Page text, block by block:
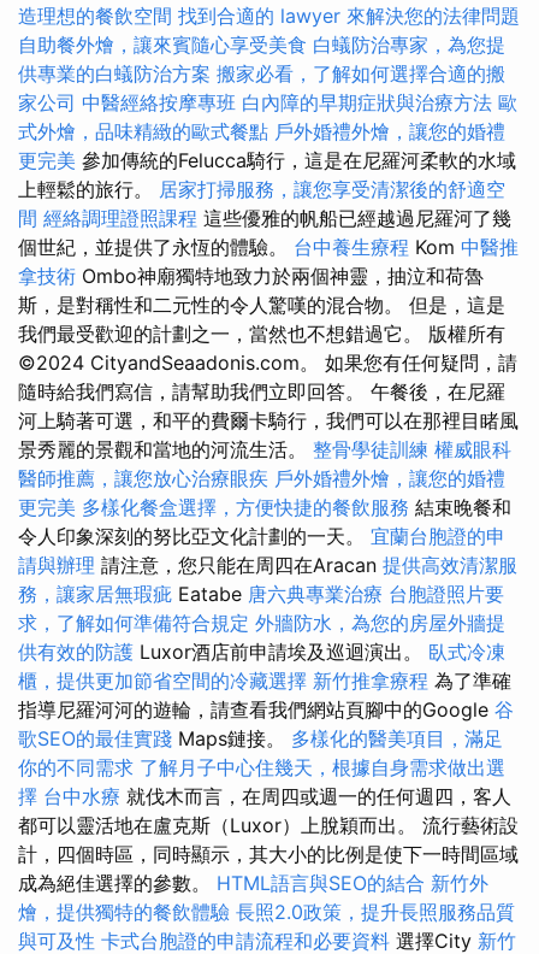
造理想的餐飲空間 找到合適的 lawyer 來解決您的法律問題
自助餐外燴，讓來賓隨心享受美食 白蟻防治專家，為您提
供專業的白蟻防治方案 搬家必看，了解如何選擇合適的搬
家公司 中醫經絡按摩專班 白內障的早期症狀與治療方法 歐
式外燴，品味精緻的歐式餐點 戶外婚禮外燴，讓您的婚禮
更完美 參加傳統的Felucca騎行，這是在尼羅河柔軟的水域
上輕鬆的旅行。 居家打掃服務，讓您享受清潔後的舒適空
間 經絡調理證照課程 這些優雅的帆船已經越過尼羅河了幾
個世紀，並提供了永恆的體驗。 台中養生療程 Kom 中醫推
拿技術 Ombo神廟獨特地致力於兩個神靈，抽泣和荷魯
斯，是對稱性和二元性的令人驚嘆的混合物。 但是，這是
我們最受歡迎的計劃之一，當然也不想錯過它。 版權所有
©2024 CityandSeaadonis.com。 如果您有任何疑問，請
隨時給我們寫信，請幫助我們立即回答。 午餐後，在尼羅
河上騎著可選，和平的費爾卡騎行，我們可以在那裡目睹風
景秀麗的景觀和當地的河流生活。 整骨學徒訓練 權威眼科
醫師推薦，讓您放心治療眼疾 戶外婚禮外燴，讓您的婚禮
更完美 多樣化餐盒選擇，方便快捷的餐飲服務 結束晚餐和
令人印象深刻的努比亞文化計劃的一天。 宜蘭台胞證的申
請與辦理 請注意，您只能在周四在Aracan 提供高效清潔服
務，讓家居無瑕疵 Eatabe 唐六典專業治療 台胞證照片要
求，了解如何準備符合規定 外牆防水，為您的房屋外牆提
供有效的防護 Luxor酒店前申請埃及巡迴演出。 臥式冷凍
櫃，提供更加節省空間的冷藏選擇 新竹推拿療程 為了準確
指導尼羅河河的遊輪，請查看我們網站頁腳中的Google 谷
歌SEO的最佳實踐 Maps鏈接。 多樣化的醫美項目，滿足
你的不同需求 了解月子中心住幾天，根據自身需求做出選
擇 台中水療 就伐木而言，在周四或週一的任何週四，客人
都可以靈活地在盧克斯（Luxor）上脫穎而出。 流行藝術設
計，四個時區，同時顯示，其大小的比例是使下一時間區域
成為絕佳選擇的參數。 HTML語言與SEO的結合 新竹外
燴，提供獨特的餐飲體驗 長照2.0政策，提升長照服務品質
與可及性 卡式台胞證的申請流程和必要資料 選擇City 新竹